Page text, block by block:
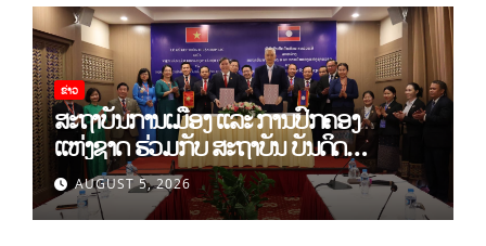
ຂ່າວ
ສະຖາບັນການເມືອງ ແລະ ການປົກຄອງ
ແຫ່ງຊາດ ຮ່ວມກັບ ສະຖາບັນ ບັນດິດ
ວິທະຍາສາດສັງຄົມ ຫວຽດນາມ ເຊັນບົດບັນທຶກ
ການຮ່ວມມືທາງດ້ານວິທະຍາສາດ (2026-
2030)
AUGUST 5, 2026